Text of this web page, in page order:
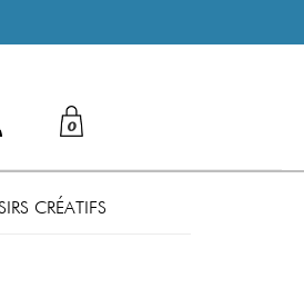
0
CRÉATIFS